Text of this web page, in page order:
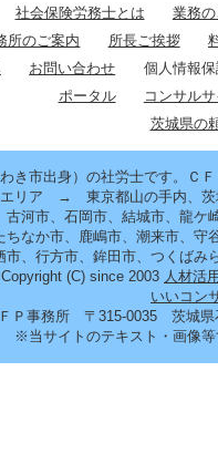
社会保険労務士とは
業務
所のご案内 所長ご挨拶
お問い合わせ
個人情報
ポータル
コンサル
茨城県の
き市出身）の社労士です。Ｃ
リア → 東京都山の手内、茨
古河市、石岡市、結城市、龍
ちなか市、鹿嶋市、潮来市、
市、行方市、鉾田市、つくばみ
Copyright (C) since 2003 人材活
いいコン
Ｐ事務所 〒315-0035 茨城
※当サイトのテキスト・画像